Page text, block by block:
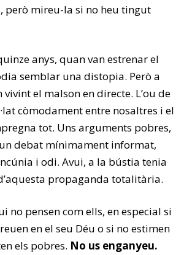
però mireu-la si no heu tingut
anys, quan van estrenar el
semblar una distopia. Però a
vivint el malson en directe. L’ou de
còmodament entre nosaltres i el
tot. Uns arguments pobres,
debat mínimament informat,
i odi. Avui, a la bústia tenia
propaganda totalitària.
no pensen com ells, en especial si
en el seu Déu o si no estimen
els pobres. No us enganyeu.